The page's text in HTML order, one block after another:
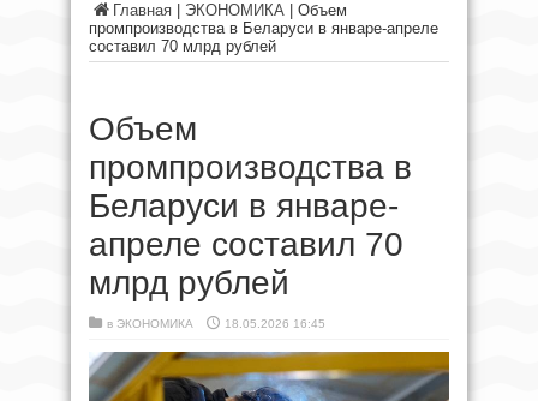
Главная ЭКОНОМИКА
Объем
промпроизводства в Беларуси в январе-апреле
составил 70 млрд рублей
Объем
промпроизводства в
Беларуси в январе-
апреле составил 70
млрд рублей
в ЭКОНОМИКА 18.05.2026 16:45